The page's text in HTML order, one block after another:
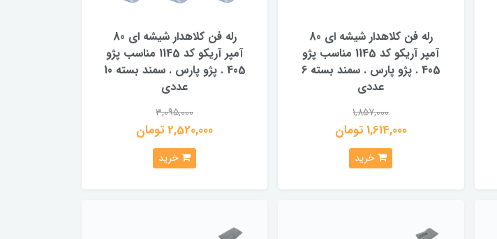
رله فن کلاهدار شیشه ای 80
آمپر آریکو کد 1145 مناسب پژو
405 . پژو پارس . سمند بسته 6
عددی
1,857,000
1,614,000 تومان
خرید
رله فن کلاهدار شیشه ای 80
آمپر آریکو کد 1145 مناسب پژو
405 . پژو پارس . سمند بسته 10
عددی
3,095,000
2,520,000 تومان
خرید